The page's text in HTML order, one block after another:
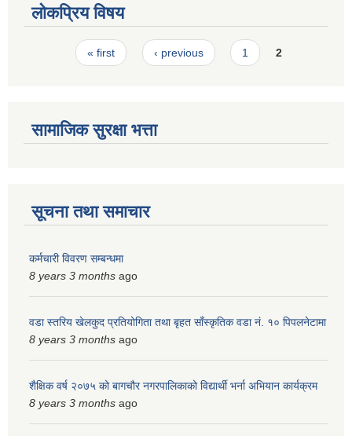
लोकप्रिय विषय
Pages« first ‹ previous 1 2
सामाजिक सुरक्षा भत्ता
सूचना तथा समाचार
कर्मचारी विवरण सम्बन्धमा
8 years 3 months ago
वडा स्तरिय खेलकुद प्रतियोगिता तथा बृहत साँस्कृतिक वडा नं. १० पिपलनेटामा
8 years 3 months ago
शैक्षिक वर्ष २०७५ को बागचौर नगरपालिकाको विद्यार्थी भर्ना अभियान कार्यक्रम
8 years 3 months ago